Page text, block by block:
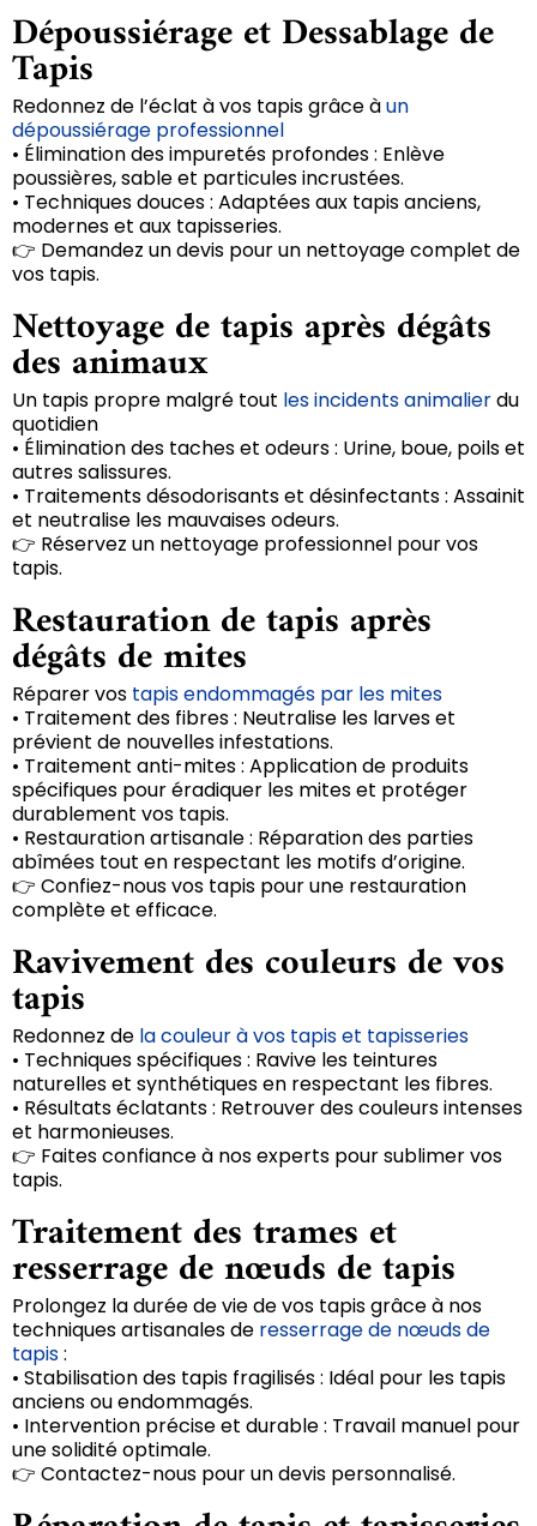
Dépoussiérage et Dessablage de
Tapis
Redonnez de l’éclat à vos tapis grâce àun
dépoussiérage professionnel
• Élimination des impuretés profondes : Enlève
poussières, sable et particules incrustées.
• Techniques douces : Adaptées aux tapis anciens,
modernes et aux tapisseries.
👉 Demandez un devis pour un nettoyage complet de
vos tapis.
Nettoyage de tapis après dégâts
des animaux
Un tapis propre malgré tout les incidents animalierdu
quotidien
• Élimination des taches et odeurs : Urine, boue, poils et
autres salissures.
• Traitements désodorisants et désinfectants : Assainit
et neutralise les mauvaises odeurs.
👉 Réservez un nettoyage professionnel pour vos
tapis.
Restauration de tapis après
dégâts de mites
Réparer vos tapis endommagés par les mites
• Traitement des fibres : Neutralise les larves et
prévient de nouvelles infestations.
• Traitement anti-mites : Application de produits
spécifiques pour éradiquer les mites et protéger
durablement vos tapis.
• Restauration artisanale : Réparation des parties
abîmées tout en respectant les motifs d’origine.
👉 Confiez-nous vos tapis pour une restauration
complète et efficace.
Ravivement des couleurs de vos
tapis
Redonnez de la couleur à vos tapis et tapisseries
• Techniques spécifiques : Ravive les teintures
naturelles et synthétiques en respectant les fibres.
• Résultats éclatants : Retrouver des couleurs intenses
et harmonieuses.
👉 Faites confiance à nos experts pour sublimer vos
tapis.
Traitement des trames et
resserrage de nœuds de tapis
Prolongez la durée de vie de vos tapis grâce à nos
techniques artisanales de resserrage de nœuds de
tapis:
• Stabilisation des tapis fragilisés : Idéal pour les tapis
anciens ou endommagés.
• Intervention précise et durable : Travail manuel pour
une solidité optimale.
👉 Contactez-nous pour un devis personnalisé.